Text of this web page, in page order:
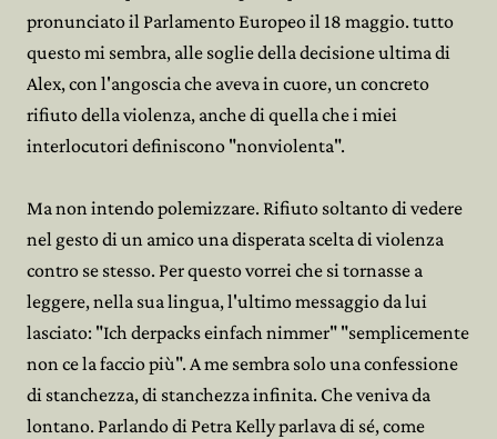
pronunciato il Parlamento Europeo il 18 maggio. tutto
questo mi sembra, alle soglie della decisione ultima di
Alex, con l'angoscia che aveva in cuore, un concreto
rifiuto della violenza, anche di quella che i miei
interlocutori definiscono "nonviolenta".
Ma non intendo polemizzare. Rifiuto soltanto di vedere
nel gesto di un amico una disperata scelta di violenza
contro se stesso. Per questo vorrei che si tornasse a
leggere, nella sua lingua, l'ultimo messaggio da lui
lasciato: "Ich derpacks einfach nimmer" "semplicemente
non ce la faccio più". A me sembra solo una confessione
di stanchezza, di stanchezza infinita. Che veniva da
lontano. Parlando di Petra Kelly parlava di sé, come